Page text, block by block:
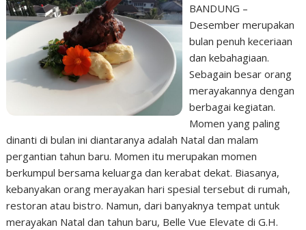
BANDUNG –
Desember merupakan
bulan penuh keceriaan
dan kebahagiaan.
Sebagain besar orang
merayakannya dengan
berbagai kegiatan.
Momen yang paling
dinanti di bulan ini diantaranya adalah Natal dan malam
pergantian tahun baru. Momen itu merupakan momen
berkumpul bersama keluarga dan kerabat dekat. Biasanya,
kebanyakan orang merayakan hari spesial tersebut di rumah,
restoran atau bistro. Namun, dari banyaknya tempat untuk
merayakan Natal dan tahun baru, Belle Vue Elevate di G.H.